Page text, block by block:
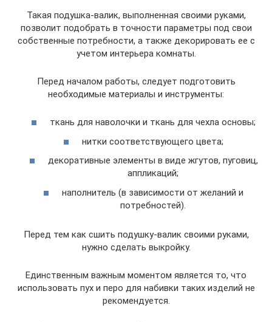
Такая подушка-валик, выполненная своими руками,
позволит подобрать в точности параметры под свои
собственные потребности, а также декорировать ее с
учетом интерьера комнаты.
Перед началом работы, следует подготовить
необходимые материалы и инструменты:
ткань для наволочки и ткань для чехла основы;
нитки соответствующего цвета;
декоративные элементы в виде жгутов, пуговиц,
аппликаций;
наполнитель (в зависимости от желаний и
потребностей).
Перед тем как сшить подушку-валик своими руками,
нужно сделать выкройку.
Единственным важным моментом является то, что
использовать пух и перо для набивки таких изделий не
рекомендуется.